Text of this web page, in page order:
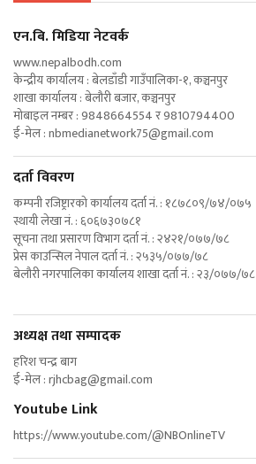
एन‍.बि. मिडिया नेटवर्क
www.nepalbodh.com
केन्द्रीय कार्यालय : बेलडाँडी गाउँपालिका-१, कञ्चनपुर
शाखा कार्यालय : बेलौरी बजार, कञ्चनपुर
मोबाइल नम्बर : 9848664554 र 9810794400
ई-मेल :nbmedianetwork75@gmail.com
दर्ता विवरण
कम्पनी रजिष्ट्रारको कार्यालय दर्ता नं. : १८७८०९/७४/०७५
स्थायी लेखा नं. : ६०६७३०७८१
सूचना तथा प्रसारण विभाग दर्ता नं. : २४२१/०७७/७८
प्रेस काउन्सिल नेपाल दर्ता नं. : २५३५/०७७/७८
बेलौरी नगरपालिका कार्यालय शाखा दर्ता नं. : २३/०७७/७८
अध्यक्ष तथा सम्पादक
हरिश चन्द्र बाग
ई-मेल :rjhcbag@gmail.com
Youtube Link
https://www.youtube.com/@NBOnlineTV